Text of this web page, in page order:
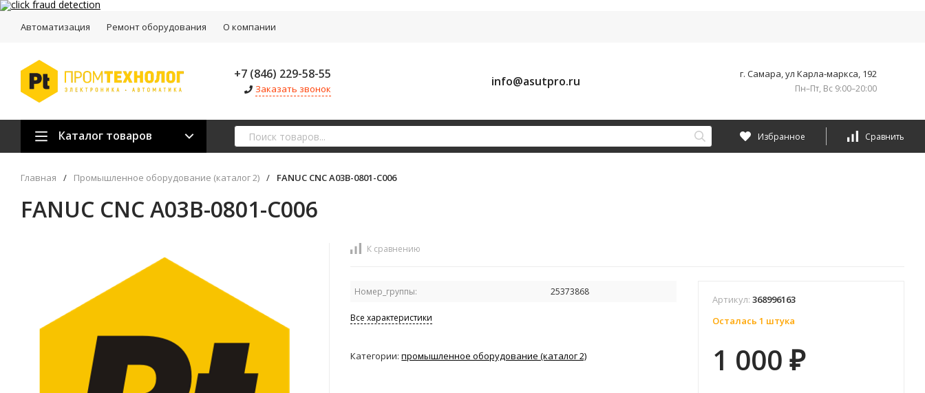
Автоматизация Ремонт оборудования О компании
+7 (846) 229-58-55
Заказать звонок info@asutpro.ru г. Самара, ул Карла-маркса, 192
Пн–Пт, Вс 9:00–20:00
Каталог товаров Избранное Сравнить
Главная / Промышленное оборудование (каталог 2) / FANUC CNC A03B-0801-C006
FANUC CNC A03B-0801-C006
К сравнению
Номер_группы: 25373868
Все характеристики
Категории:промышленное оборудование (каталог 2)
Артикул: 368996163
Осталась 1 штука
1 000 ₽